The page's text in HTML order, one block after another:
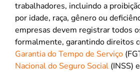
trabalhadores, incluindo a
por idade, raça, gênero ou
empresas devem registrar todos
formalmente, garantindo direitos
Garantia do Tempo de Serviço
Nacional do Seguro Social (INSS)